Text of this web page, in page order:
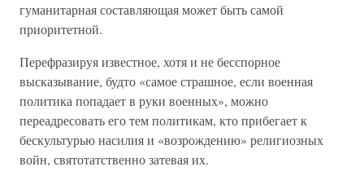
гуманитарная составляющая может быть самой
приоритетной.
Перефразируя известное, хотя и не бесспорное
высказывание, будто «самое страшное, если военная
политика попадает в руки военных», можно
переадресовать его тем политикам, кто прибегает к
бескультурью насилия и «возрождению» религиозных
войн, святотатственно затевая их.